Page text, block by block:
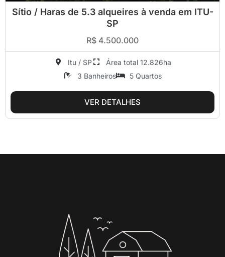
Sítio / Haras de 5.3 alqueires à venda em ITU-
SP
R$ 4.500.000
Itu / SP
Área total 12.826ha
3 Banheiros
5 Quartos
VER DETALHES